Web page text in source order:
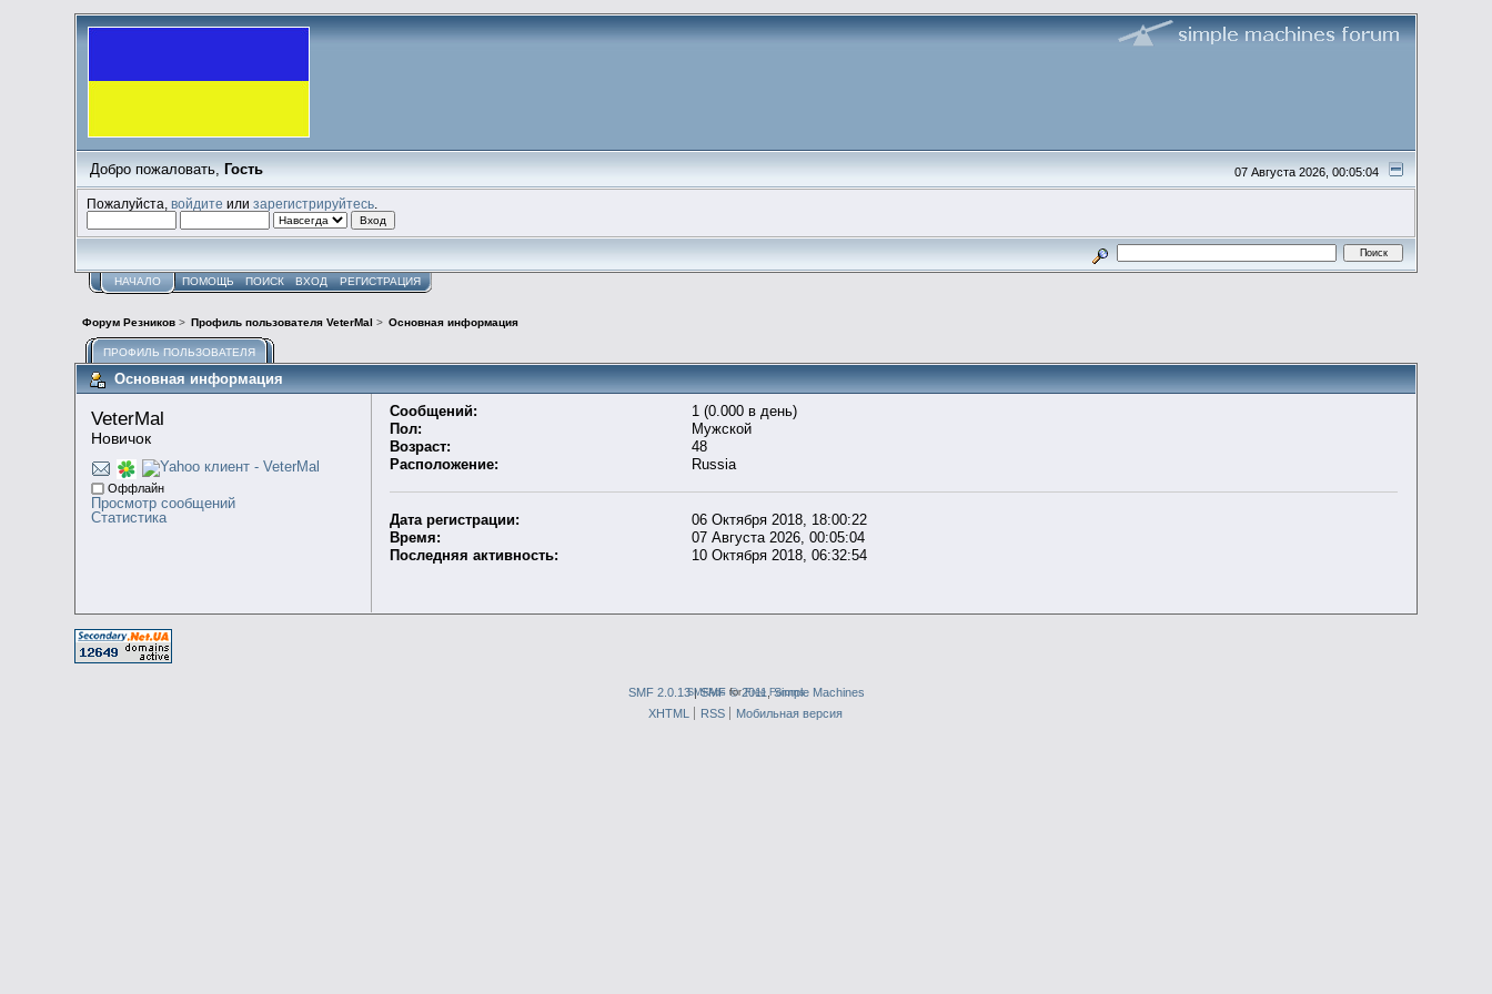
07 Августа 2026, 00:05:04
Добро пожаловать, Гость
Пожалуйста,войдите илизарегистрируйтесь
НАЧАЛО ПОМОЩЬ ПОИСК ВХОД РЕГИСТРАЦИЯ
Форум Резников> Профиль пользователя VeterMal > Основная информация
ПРОФИЛЬ ПОЛЬЗОВАТЕЛЯ
Основная информация
VeterMal
Новичок
Оффлайн
Просмотр сообщений
Статистика
Сообщений:
1 (0.000 в день)
Пол:
Мужской
Возраст:
48
Расположение:
Russia
Дата регистрации:
06 Октября 2018, 18:00:22
Время:
07 Августа 2026, 00:05:04
Последняя активность:
10 Октября 2018, 06:32:54
SMF 2.0.13|SMF © 2011 ,Simple Machines
SMFAds forFree Forums
XHTML RSS Мобильная версия